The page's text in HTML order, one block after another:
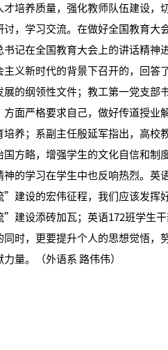
才培养质量，强化教师队伍建设，
学习交流。在做好全国教育大会
书记在全国教育大会上的讲话精神
主义新时代的背景下召开的，回
展的纲领性文件；教工第一党支
面严格要求自己，做好传道授业
培养；系副主任殷延军指出，高校
国方略，增强学生的文化自信和制
学习在学生中也反响热烈。英语
建设的宏伟征程，我们应该发挥
建设添砖加瓦；英语172班学生
同时，更要提升个人的思想觉悟，
力量。（外语系 路伟伟）